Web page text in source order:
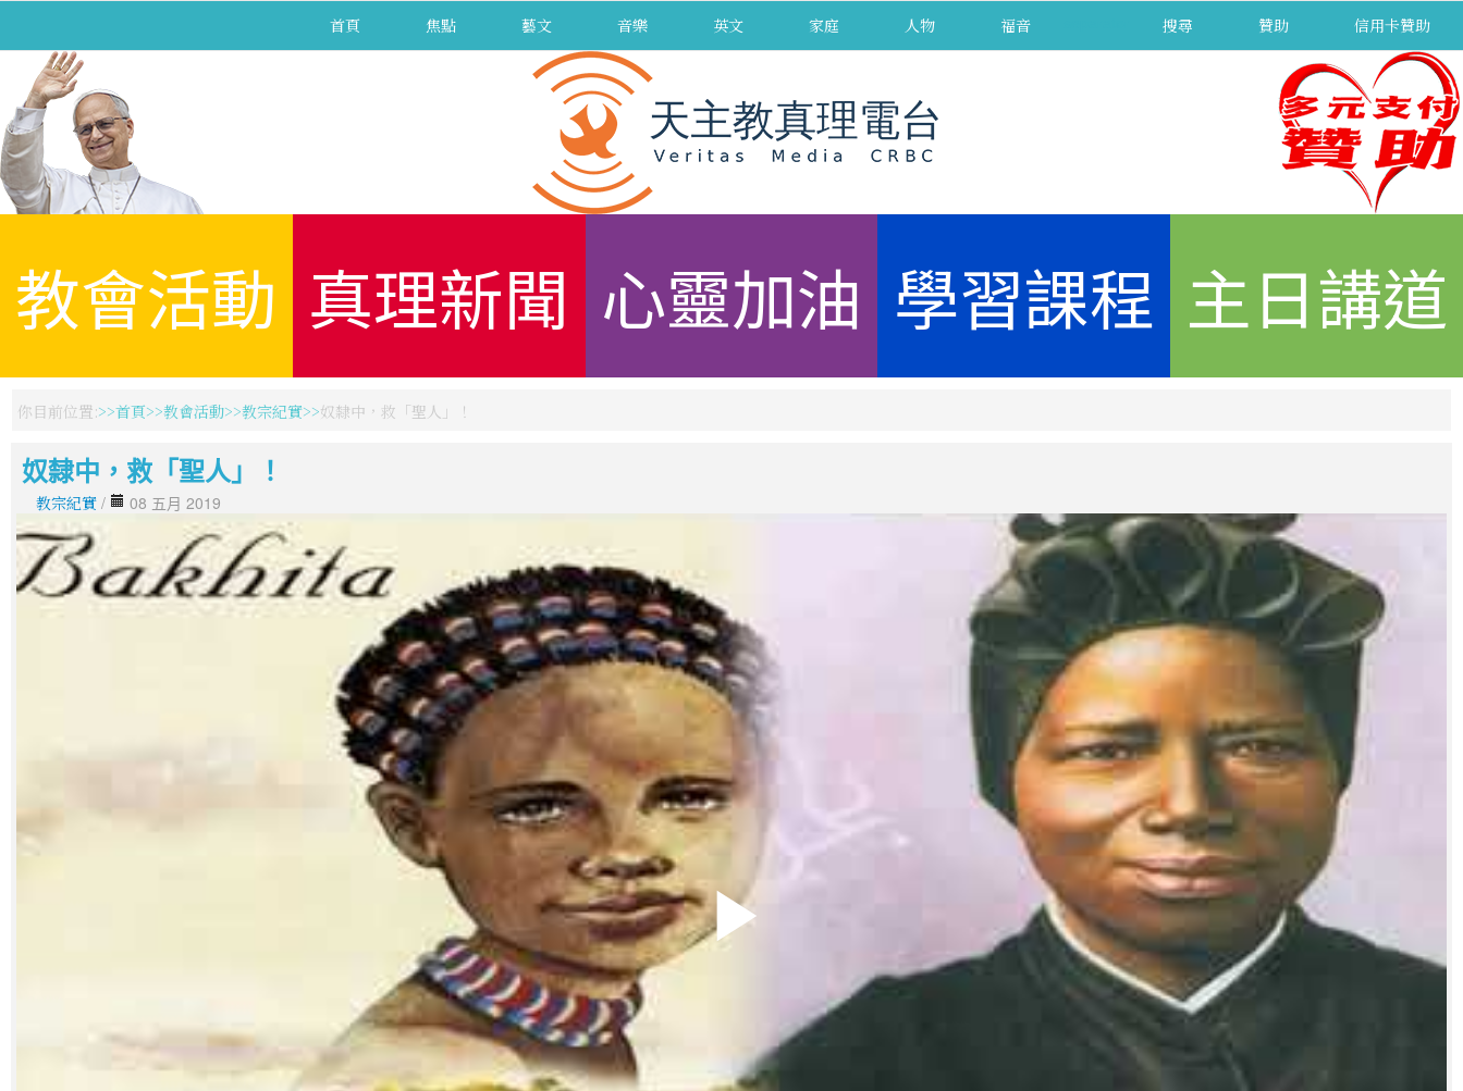
首頁 焦點 藝文 音樂 英文 家庭 人物 福音 搜尋 贊助 信用卡贊助
教會活動 真理新聞 心靈加油 學習課程 主日講道
你目前位置: 首頁 教會活動 教宗紀實 奴隸中，救「聖人」！
奴隸中，救「聖人」！
教宗紀實 / 08 五月 2019